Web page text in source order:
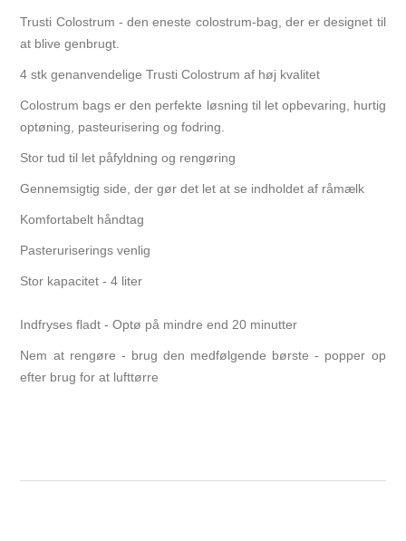
Trusti Colostrum - den eneste colostrum-bag, der er designet til
at blive genbrugt.
4 stk genanvendelige Trusti Colostrum af høj kvalitet
Colostrum bags er den perfekte løsning til let opbevaring, hurtig
optøning, pasteurisering og fodring.
Stor tud til let påfyldning og rengøring
Gennemsigtig side, der gør det let at se indholdet af råmælk
Komfortabelt håndtag
Pasteruriserings venlig
Stor kapacitet - 4 liter
Indfryses fladt - Optø på mindre end 20 minutter
Nem at rengøre - brug den medfølgende børste - popper op
efter brug for at lufttørre